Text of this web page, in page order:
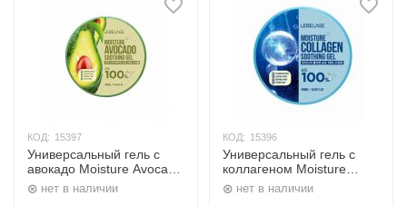
КОД: 15397
Универсальный гель с
авокадо Moisture Avocado
Soothing Gel 300 мл.
Lebelage
нет в наличии
КОД: 15396
Универсальный гель с
коллагеном Moisture
Collagen 100% Soothing
Gel 300 мл. Lebelage
нет в наличии